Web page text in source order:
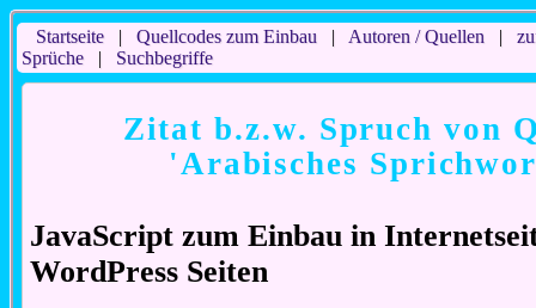
Startseite| Quellcodes zum Einbau | Autoren / Quellen |
Sprüche| Suchbegriffe
Zitat b.z.w. Spruch von
'Arabisches
JavaScript zum Einbau in
WordPress Seiten